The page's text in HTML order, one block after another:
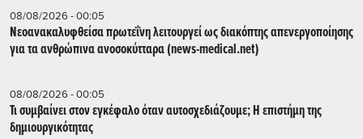
08/08/2026 - 00:05
Νεοανακαλυφθείσα πρωτεΐνη λειτουργεί ως διακόπτης απενεργοποίησης
για τα ανθρώπινα ανοσοκύτταρα (news-medical.net)
08/08/2026 - 00:05
Τι συμβαίνει στον εγκέφαλο όταν αυτοσχεδιάζουμε; Η επιστήμη της
δημιουργικότητας